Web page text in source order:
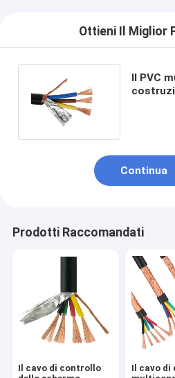
Ottieni Il Miglior
Il PVC
Continua
Prodotti Raccomandati
Il cavo di controllo
Il cavo